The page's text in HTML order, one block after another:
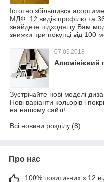
Істотно збільшився
МДФ. 12 видів профілю та
знайдете підходящу Вам
знижки при покупці від 100
07.05.2018
Алюмінієвий
Зустрічайте нові моделі
Нові варіанти кольорів і
на нашому сайті!
Всі новини розділу (8)
Про нас
100% позитивних з 12